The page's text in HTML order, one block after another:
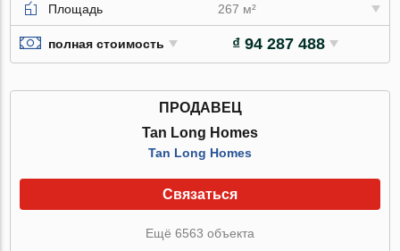
Площадь
267 м²
полная стоимость ₫ 94 287 488
ПРОДАВЕЦ
Tan Long Homes
Tan Long Homes
Связаться
Ещё 6563 объекта